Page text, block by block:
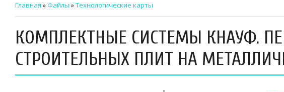
Главная »Файлы »Технологические карты
КОМПЛЕКТНЫЕ СИСТЕМЫ КНАУФ.
СТРОИТЕЛЬНЫХ ПЛИТ НА